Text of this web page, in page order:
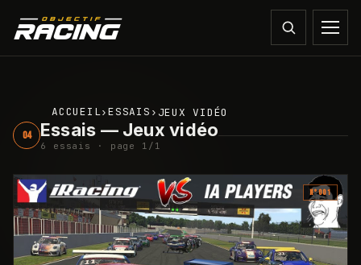
ACCUEIL›ESSAIS › JEUX VIDÉO
04 Essais — Jeux vidéo
6 essais · page 1/1
N°001